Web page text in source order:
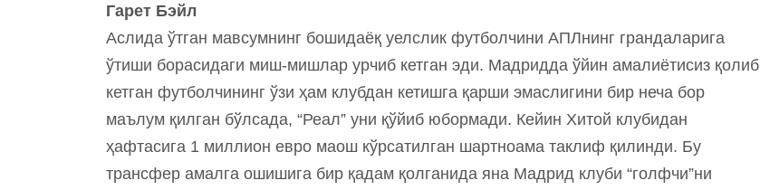
Гарет Бэйл
Аслида ўтган мавсумнинг бошидаёқ уелслик футболчини АПЛнинг грандаларига
ўтиши борасидаги миш-мишлар урчиб кетган эди. Мадридда ўйин амалиётисиз қолиб
кетган футболчининг ўзи ҳам клубдан кетишга қарши эмаслигини бир неча бор
маълум қилган бўлсада, “Реал” уни қўйиб юбормади. Кейин Хитой клубидан
ҳафтасига 1 миллион евро маош кўрсатилган шартноама таклиф қилинди. Бу
трансфер амалга ошишига бир қадам қолганида яна Мадрид клуби “голфчи”ни